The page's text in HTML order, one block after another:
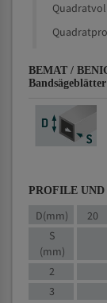
BEMAT /
PROFILE
D(mm) 20
S
(mm)
2
3